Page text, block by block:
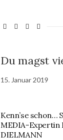
Du magst
15. Januar 2019
Kenn’se schon…
MEDIA-Expertin
DIELMANN